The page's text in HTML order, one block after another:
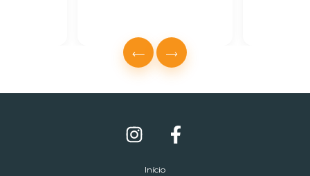
Início